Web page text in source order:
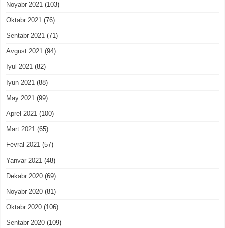
Noyabr 2021 (103)
Oktabr 2021 (76)
Sentabr 2021 (71)
Avgust 2021 (94)
Iyul 2021 (82)
Iyun 2021 (88)
May 2021 (99)
Aprel 2021 (100)
Mart 2021 (65)
Fevral 2021 (57)
Yanvar 2021 (48)
Dekabr 2020 (69)
Noyabr 2020 (81)
Oktabr 2020 (106)
Sentabr 2020 (109)